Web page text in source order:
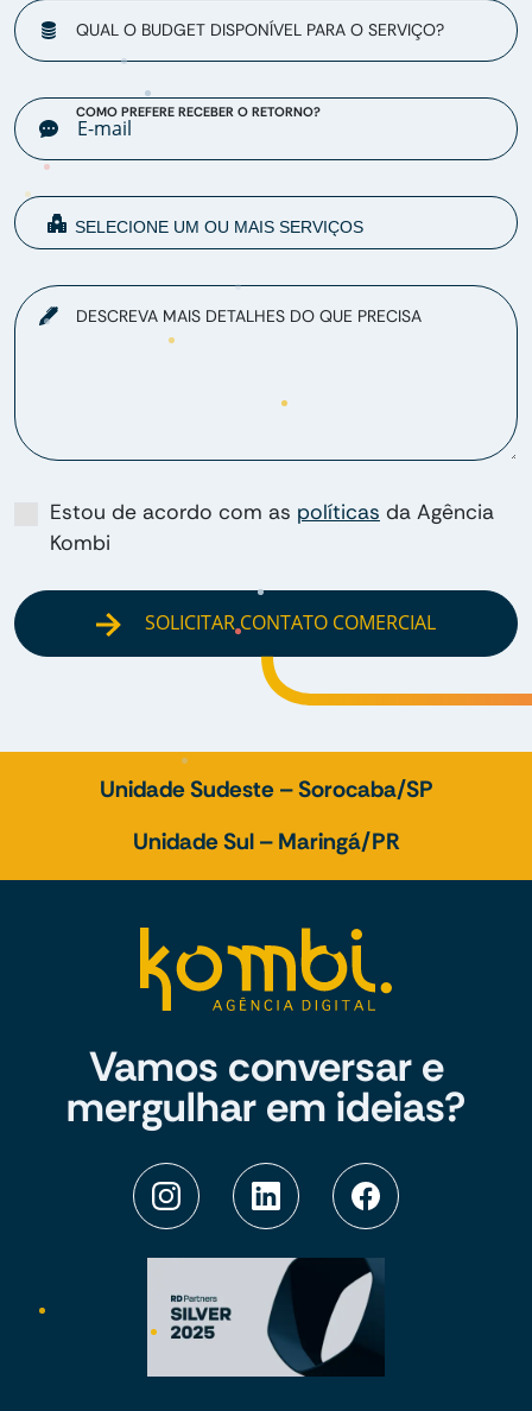
QUAL O BUDGET DISPONÍVEL PARA O SERVIÇO?
COMO PREFERE RECEBER O RETORNO?
DESCREVA MAIS DETALHES DO QUE PRECISA
Estou de acordo com as políticas da Agência
Kombi
SOLICITAR CONTATO COMERCIAL
Unidade Sudeste – Sorocaba/SP
Unidade Sul – Maringá/PR
Vamos conversar e
mergulhar em ideias?